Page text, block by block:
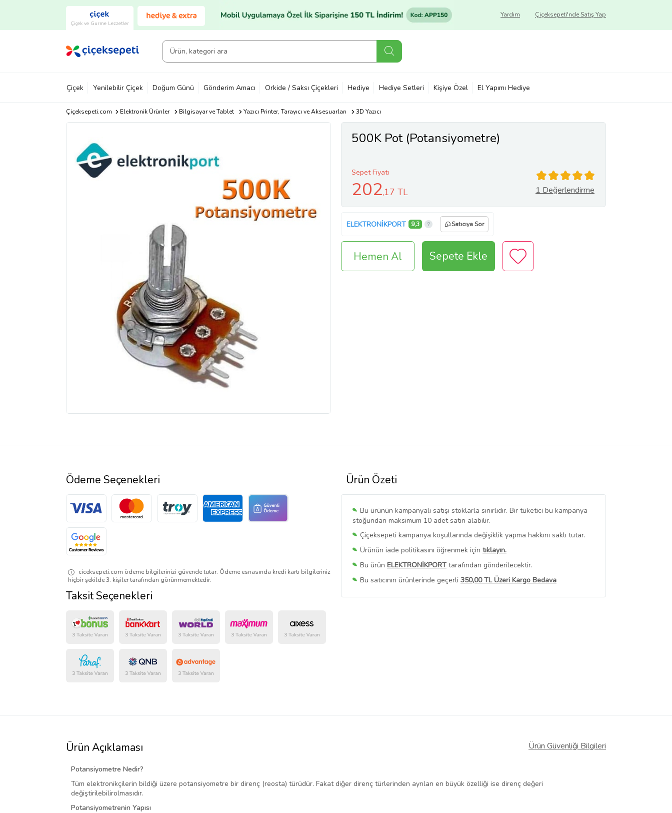
Çiçek ve Gurme Lezzetler
Çiçeksepeti'nde Satış Yap
Yardım
Çiçek Yenilebilir Çiçek Doğum Günü Gönderim Amacı Orkide / Saksı Çiçekleri Hediye Hediye Setleri Kişiye Özel El Yapımı Hediye
Çiçeksepeti.com Elektronik Ürünler Bilgisayar ve Tablet Yazıcı Printer, Tarayıcı ve Aksesuarları 3D Yazıcı
500K Pot (Potansiyometre)
Sepet Fiyatı
202,17 TL 1 Değerlendirme
ELEKTRONİKPORT 9,3 Satıcıya Sor
Hemen Al Sepete Ekle
Ürün Özeti
Bu ürünün kampanyalı satışı stoklarla sınırlıdır. Bir tüketici bu kampanya
stoğundan maksimum 10 adet satın alabilir.
Çiçeksepeti kampanya koşullarında değişiklik yapma hakkını saklı tutar.
Ürünün iade politikasını öğrenmek için tıklayın.
Bu ürün ELEKTRONİKPORT tarafından gönderilecektir.
Bu satıcının ürünlerinde geçerli 350,00 TL Üzeri Kargo Bedava
Bu SatıcınınTüm Ürünlerini Görüntüle
Ödeme Seçenekleri
ciceksepeti.com ödeme bilgilerinizi güvende tutar. Ödeme esnasında kredi kartı bilgileriniz
hiçbir şekilde 3. kişiler tarafından görünmemektedir.
Taksit Seçenekleri
Ürün Açıklaması Ürün Güvenliği Bilgileri
Potansiyometre Nedir?
Tüm elektronikçilerin bildiği üzere potansiyometre bir direnç (reosta) türüdür. Fakat diğer direnç türlerinden ayrılan en büyük özelliği ise direnç değeri
değiştirilebilirolmasıdır.
Potansiyometrenin Yapısı